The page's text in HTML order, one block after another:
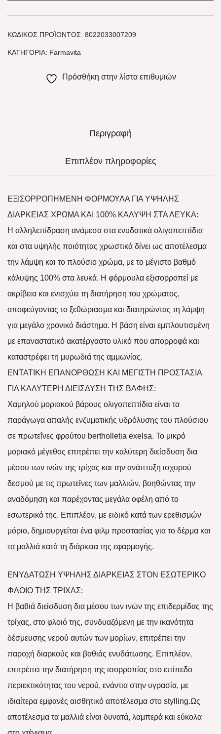
ΚΩΔΙΚΌΣ ΠΡΟΪΌΝΤΟΣ: 8022033007209
ΚΑΤΗΓΟΡΊΑ: Farmavita
Πρόσθήκη στην λίστα επιθυμιών
Περιγραφή
Επιπλέον πληροφορίες
ΕΞΙΣΟΡΡΟΠΗΜΕΝΗ ΦΟΡΜΟΥΛΑ ΓΙΑ ΥΨΗΛΗΣ
ΔΙΑΡΚΕΙΑΣ ΧΡΩΜΑ ΚΑΙ 100% ΚΑΛΥΨΗ ΣΤΑ ΛΕΥΚΑ:
Η αλληλεπίδραση ανάμεσα στα ενυδατικά ολιγοπεπτίδια
και στα υψηλής ποιότητας χρωστικά δίνει ως αποτέλεσμα
την λάμψη και το πλούσιο χρώμα, με το μέγιστο βαθμό
κάλυψης 100% στα λευκά. Η φόρμουλα εξισορροπεί με
ακρίβεια και ενισχύει τη διατήρηση του χρώματος,
αποφεύγοντας το ξεθώριασμα και διατηρώντας τη λάμψη
για μεγάλο χρονικό διάστημα. Η βάση είναι εμπλουτισμένη
με επαναστατικό ακατέργαστο υλικό που απορροφά και
καταστρέφει τη μυρωδιά της αμμωνίας.
ΕΝΤΑΤΙΚΗ ΕΠΑΝΟΡΘΩΣΗ ΚΑΙ ΜΕΓΙΣΤΗ ΠΡΟΣΤΑΣΙΑ
ΓΙΑ ΚΑΛΥΤΕΡΗ ΔΙΕΙΣΔΥΣΗ ΤΗΣ ΒΑΦΗΣ:
Χαμηλού μοριακού βάρους ολιγοπεπτίδια είναι τα
παράγωγα απαλής ενζυματικής υδρόλυσης του πλούσιου
σε πρωτεΐνες φρούτου bertholletia exelsa. Το μικρό
μοριακό μέγεθος επιτρέπει την καλύτερη διείσδυση δια
μέσου των ινών της τρίχας και την ανάπτυξη ισχυρού
δεσμού με τις πρωτεΐνες των μαλλιών, βοηθώντας την
αναδόμηση και παρέχοντας μεγάλα οφέλη από το
εσωτερικό της. Επιπλέον, με ειδικό κατά των ερεθισμών
μόριο, δημιουργείται ένα φιλμ προστασίας για το δέρμα και
τα μαλλιά κατά τη διάρκεια της εφαρμογής.
ΕΝΥΔΑΤΩΣΗ ΥΨΗΛΗΣ ΔΙΑΡΚΕΙΑΣ ΣΤΟΝ ΕΣΩΤΕΡΙΚΟ
ΦΛΟΙΟ ΤΗΣ ΤΡΙΧΑΣ:
Η βαθιά διείσδυση δια μέσου των ινών της επιδερμίδας της
τρίχας, στο φλοιό της, συνδυαζόμενη με την ικανότητα
δέσμευσης νερού αυτών των μορίων, επιτρέπει την
παροχή διαρκούς και βαθιάς ενυδάτωσης. Επιπλέον,
επιτρέπει την διατήρηση της ισορροπίας στο επίπεδο
περιεκτικότητας του νερού, ενάντια στην υγρασία, με
ιδιαίτερα εμφανές αισθητικό αποτέλεσμα στο stylling.Ως
αποτέλεσμα τα μαλλιά είναι δυνατά, λαμπερά και εύκολα